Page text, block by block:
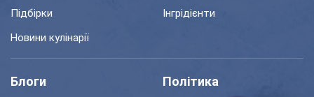
Підбірки
Інгрідієнти
Новини кулінарії
Блоги Політика